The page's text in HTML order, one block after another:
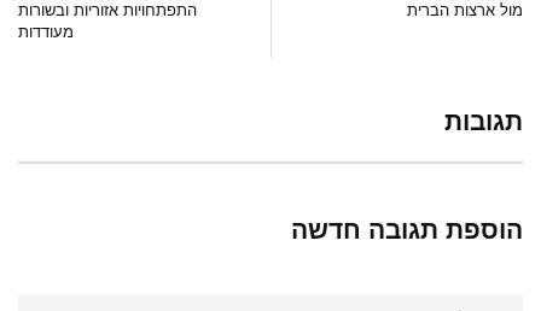
מול ארצות הברית
התפתחויות אזוריות ובשורות
מעודדות
תגובות
הוספת תגובה חדשה